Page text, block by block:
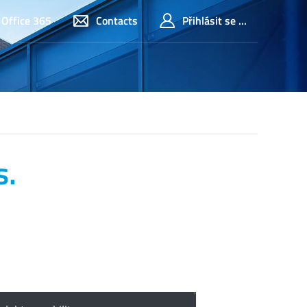
Office 365 Contacts Přihlásit se ...